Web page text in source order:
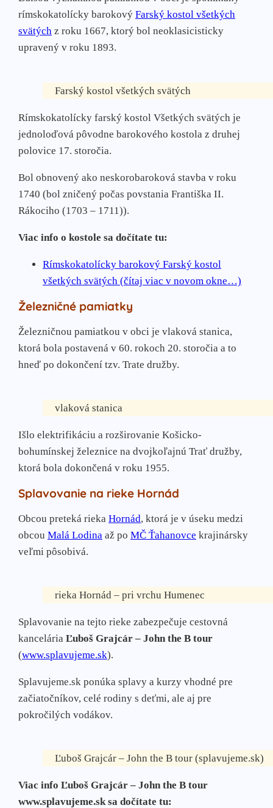
rímskokatolícky barokový Farský kostol všetkých
svätých z roku 1667, ktorý bol neoklasicisticky
upravený v roku 1893.
Farský kostol všetkých svätých
Rímskokatolícky farský kostol Všetkých svätých je
jednoloďová pôvodne barokového kostola z druhej
polovice 17. storočia.
Bol obnovený ako neskorobaroková stavba v roku
1740 (bol zničený počas povstania Františka II.
Rákociho (1703 – 1711)).
Viac info o kostole sa dočítate tu:
Rímskokatolícky barokový Farský kostol
všetkých svätých (čítaj viac v novom okne…)
Železničné pamiatky
Železničnou pamiatkou v obci je vlaková stanica,
ktorá bola postavená v 60. rokoch 20. storočia a to
hneď po dokončení tzv. Trate družby.
vlaková stanica
Išlo elektrifikáciu a rozširovanie Košicko-
bohumínskej železnice na dvojkoľajnú Trať družby,
ktorá bola dokončená v roku 1955.
Splavovanie na rieke Hornád
Obcou preteká rieka Hornád, ktorá je v úseku medzi
obcou Malá Lodina až po MČ Ťahanovce krajinársky
veľmi pôsobivá.
rieka Hornád – pri vrchu Humenec
Splavovanie na tejto rieke zabezpečuje cestovná
kancelária Ľuboš Grajcár – John the B tour
(www.splavujeme.sk).
Splavujeme.sk ponúka splavy a kurzy vhodné pre
začiatočníkov, celé rodiny s deťmi, ale aj pre
pokročilých vodákov.
Ľuboš Grajcár – John the B tour (splavujeme.sk)
Viac info Ľuboš Grajcár – John the B tour
www.splavujeme.sk sa dočítate tu: